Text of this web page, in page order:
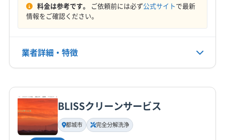
料金は参考です。 ご依頼前には必ず公式サイトで最新
情報をご確認ください。
業者詳細・特徴
基本情報
代表者名
森山満
BLISSクリーンサービス
都城市 完全分解洗浄